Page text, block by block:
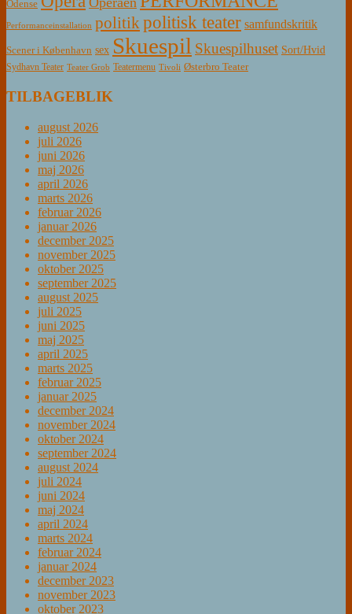
Odense
Performanceinstallation politikpolitisk teater samfundskritik
Scener i København sex Skuespil Skuespilhuset Sort/Hvid
Sydhavn Teater Teater Grob Teatermenu Tivoli Østerbro Teater
TILBAGEBLIK
august 2026
juli 2026
juni 2026
maj 2026
april 2026
marts 2026
februar 2026
januar 2026
december 2025
november 2025
oktober 2025
september 2025
august 2025
juli 2025
juni 2025
maj 2025
april 2025
marts 2025
februar 2025
januar 2025
december 2024
november 2024
oktober 2024
september 2024
august 2024
juli 2024
juni 2024
maj 2024
april 2024
marts 2024
februar 2024
januar 2024
december 2023
november 2023
oktober 2023